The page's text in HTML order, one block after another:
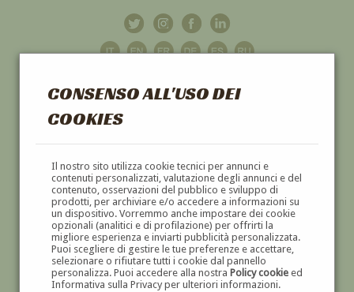
CONSENSO ALL'USO DEI
COOKIES
Il nostro sito utilizza cookie tecnici per annunci e
contenuti personalizzati, valutazione degli annunci e del
contenuto, osservazioni del pubblico e sviluppo di
prodotti, per archiviare e/o accedere a informazioni su
un dispositivo. Vorremmo anche impostare dei cookie
opzionali (analitici e di profilazione) per offrirti la
migliore esperienza e inviarti pubblicità personalizzata.
Puoi scegliere di gestire le tue preferenze e accettare,
selezionare o rifiutare tutti i cookie dal pannello
personalizza. Puoi accedere alla nostra Policy cookieed
Informativa sulla Privacy per ulteriori informazioni.
GALLERIAD'ARTE
DIPINTI E SCULTURE '800 E '900